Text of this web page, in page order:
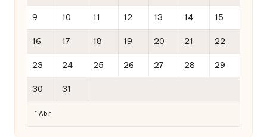
9 10 11 12 13 14 15
16 17 18 19 20 21 22
23 24 25 26 27 28 29
30 31
" Abr